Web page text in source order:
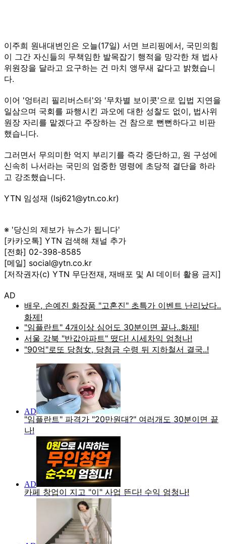
이주희 원내대변인은 오늘(17일) 서면 브리핑에서, 국민의힘
이 그간 자신들의 무책임한 발목잡기 행적을 망각한 채 법사
위원장을 달라고 요구하는 건 마치 앵무새 같다고 밝혔습니
다.
이어 '엉터리 필리버스터'와 '무차별 보이콧'으로 입법 지연을
일삼으며 국회를 파행시킨 과오에 대한 성찰도 없이, 법사위
원장 자리를 맡겠다고 주장하는 건 참으로 뻔뻔하다고 비판
했습니다.
그러면서 무의미한 억지 부리기를 즉각 중단하고, 원 구성에
신속히 나서라는 국민의 엄중한 명령에 초당적 결단을 하라
고 강조했습니다.
YTN 임성재 (lsj621@ytn.co.kr)
※ '당신의 제보가 뉴스가 됩니다'
[카카오톡] YTN 검색해 채널 추가
[전화] 02-398-8585
[메일] social@ytn.co.kr
[저작권자(c) YTN 무단전재, 재배포 및 AI 데이터 활용 금지]
AD